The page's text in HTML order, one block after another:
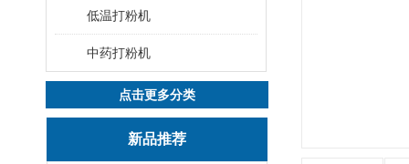
低温打粉机
中药打粉机
点击更多分类
新品推荐